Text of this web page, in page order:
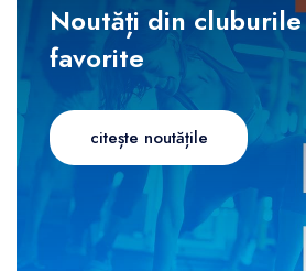
Noutăți din
favorite
citește noutățile